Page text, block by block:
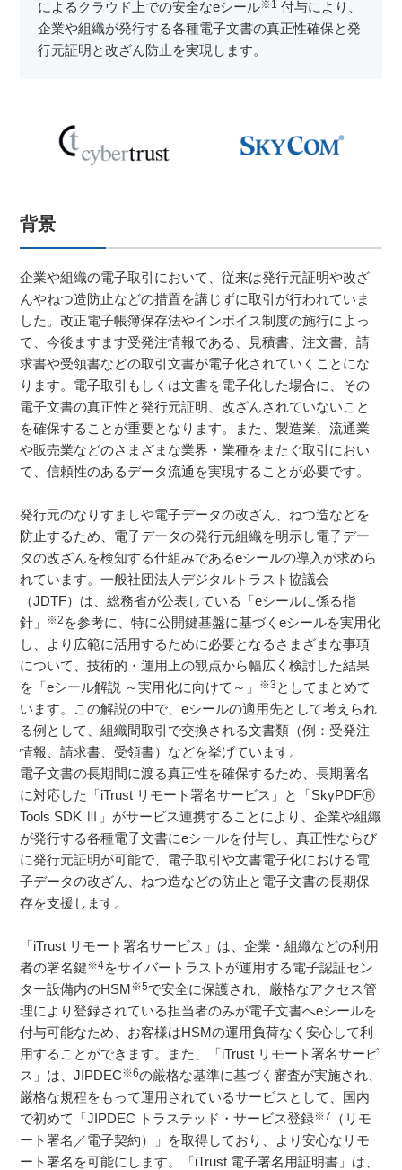
によるクラウド上での安全なeシール※1 付与により、
企業や組織が発行する各種電子文書の真正性確保と発
行元証明と改ざん防止を実現します。
背景
企業や組織の電子取引において、従来は発行元証明や改ざ
んやねつ造防止などの措置を講じずに取引が行われていま
した。改正電子帳簿保存法やインボイス制度の施行によっ
て、今後ますます受発注情報である、見積書、注文書、請
求書や受領書などの取引文書が電子化されていくことにな
ります。電子取引もしくは文書を電子化した場合に、その
電子文書の真正性と発行元証明、改ざんされていないこと
を確保することが重要となります。また、製造業、流通業
や販売業などのさまざまな業界・業種をまたぐ取引におい
て、信頼性のあるデータ流通を実現することが必要です。
発行元のなりすましや電子データの改ざん、ねつ造などを
防止するため、電子データの発行元組織を明示し電子デー
タの改ざんを検知する仕組みであるeシールの導入が求めら
れています。一般社団法人デジタルトラスト協議会
（JDTF）は、総務省が公表している「eシールに係る指
針」
※2 を参考に、特に公開鍵基盤に基づくeシールを実用化
し、より広範に活用するために必要となるさまざまな事項
について、技術的・運用上の観点から幅広く検討した結果
を「eシール解説 ～実用化に向けて～」
※3 としてまとめて
います。この解説の中で、eシールの適用先として考えられ
る例として、組織間取引で交換される文書類（例：受発注
情報、請求書、受領書）などを挙げています。
電子文書の長期間に渡る真正性を確保するため、長期署名
に対応した「iTrust リモート署名サービス」と「SkyPDFⓇ
Tools SDK Ⅲ」がサービス連携することにより、企業や組織
が発行する各種電子文書にeシールを付与し、真正性ならび
に発行元証明が可能で、電子取引や文書電子化における電
子データの改ざん、ねつ造などの防止と電子文書の長期保
存を支援します。
「iTrust リモート署名サービス」は、企業・組織などの利用
者の署名鍵※4をサイバートラストが運用する電子認証セン
ター設備内のHSM※5で安全に保護され、厳格なアクセス管
理により登録されている担当者のみが電子文書へeシールを
付与可能なため、お客様はHSMの運用負荷なく安心して利
用することができます。また、「iTrust リモート署名サービ
ス」は、JIPDEC※6の厳格な基準に基づく審査が実施され、
厳格な規程をもって運用されているサービスとして、国内
で初めて「JIPDEC トラステッド・サービス登録※7
（リモ
ート署名／電子契約）」を取得しており、より安心なリモ
ート署名を可能にします。「iTrust 電子署名用証明書」は、